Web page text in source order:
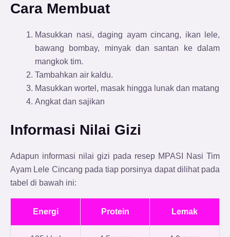
Cara Membuat
Masukkan nasi, daging ayam cincang, ikan lele,
bawang bombay, minyak dan santan ke dalam
mangkok tim.
Tambahkan air kaldu.
Masukkan wortel, masak hingga lunak dan matang
Angkat dan sajikan
Informasi Nilai Gizi
Adapun informasi nilai gizi pada resep MPASI Nasi Tim
Ayam Lele Cincang pada tiap porsinya dapat dilihat pada
tabel di bawah ini:
Energi Protein Lemak